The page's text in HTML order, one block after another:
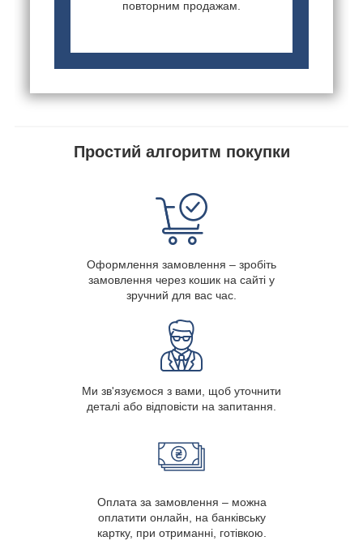
повторним продажам.
Простий алгоритм покупки
Оформлення замовлення – зробіть
замовлення через кошик на сайті у
зручний для вас час.
Ми зв'язуємося з вами, щоб уточнити
деталі або відповісти на запитання.
Оплата за замовлення – можна
оплатити онлайн, на банківську
картку, при отриманні, готівкою.